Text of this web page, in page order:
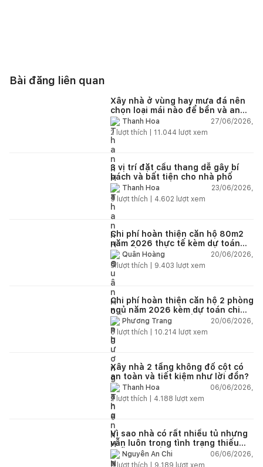
Bài đăng liên quan
Xây nhà ở vùng hay mưa đá nên
chọn loại mái nào để bền và an
toàn?Thanh Hoa
27/06/2026,
2 lượt thích | 11.044 lượt xem
3 vị trí đặt cầu thang dễ gây bí
bách và bất tiện cho nhà phố
Thanh Hoa
23/06/2026,
5 lượt thích | 4.602 lượt xem
Chi phí hoàn thiện căn hộ 80m2
năm 2026 thực tế kèm dự toán
chi tiết từng hạng mục
Quân Hoàng
20/06/2026,
9lượt thích | 9.403 lượt xem
Chi phí hoàn thiện căn hộ 2 phòng
ngủ năm 2026 kèm dự toán chi
tiết và ví dụ thực tế
Phương Trang
20/06/2026,
5 lượt thích | 10.214 lượt xem
Xây nhà 2 tầng không đổ cột có
an toàn và tiết kiệm như lời đồn?
Thanh Hoa
06/06/2026,
2lượt thích | 4.188 lượt xem
Vì sao nhà có rất nhiều tủ nhưng
vẫn luôn trong tình trạng thiếu
chỗ chứa đồ?
Nguyễn An Chi
06/06/2026,
5lượt thích | 9.189 lượt xem